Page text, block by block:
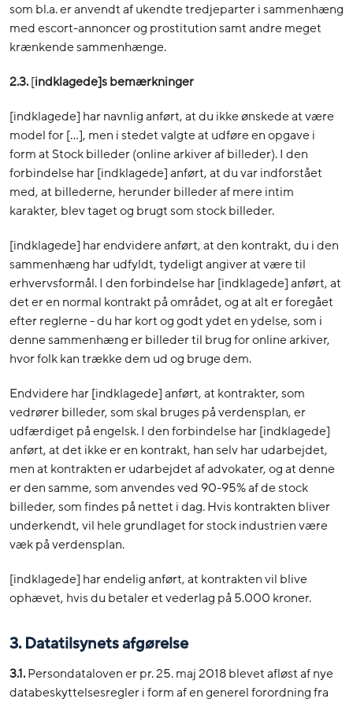
som bl.a. er anvendt af ukendte tredjeparter i sammenhæng
med escort-annoncer og prostitution samt andre meget
krænkende sammenhænge.
2.3.[indklagede]sbemærkninger
[indklagede] har navnlig anført, at du ikke ønskede at være
model for […], men i stedet valgte at udføre en opgave i
form at Stock billeder (online arkiver af billeder). I den
forbindelse har [indklagede] anført, at du var indforstået
med, at billederne, herunder billeder af mere intim
karakter, blev taget og brugt som stock billeder.
[indklagede] har endvidere anført, at den kontrakt, du i den
sammenhæng har udfyldt, tydeligt angiver at være til
erhvervsformål. I den forbindelse har [indklagede] anført, at
det er en normal kontrakt på området, og at alt er foregået
efter reglerne - du har kort og godt ydet en ydelse, som i
denne sammenhæng er billeder til brug for online arkiver,
hvor folk kan trække dem ud og bruge dem.
Endvidere har [indklagede] anført, at kontrakter, som
vedrører billeder, som skal bruges på verdensplan, er
udfærdiget på engelsk. I den forbindelse har [indklagede]
anført, at det ikke er en kontrakt, han selv har udarbejdet,
men at kontrakten er udarbejdet af advokater, og at denne
er den samme, som anvendes ved 90-95% af de stock
billeder, som findes på nettet i dag. Hvis kontrakten bliver
underkendt, vil hele grundlaget for stock industrien være
væk på verdensplan.
[indklagede] har endelig anført, at kontrakten vil blive
ophævet, hvis du betaler et vederlag på 5.000 kroner.
3. Datatilsynets afgørelse
3.1.Persondataloven er pr. 25. maj 2018 blevet afløst af nye
databeskyttelsesregler i form af en generel forordning fra